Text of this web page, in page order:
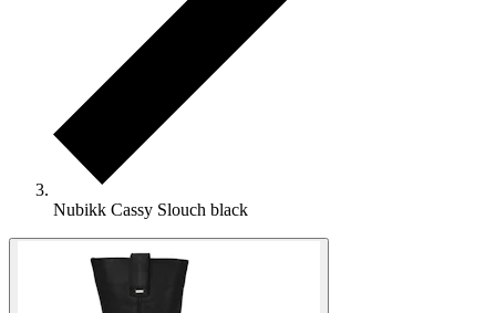
Nubikk Cassy Slouch black